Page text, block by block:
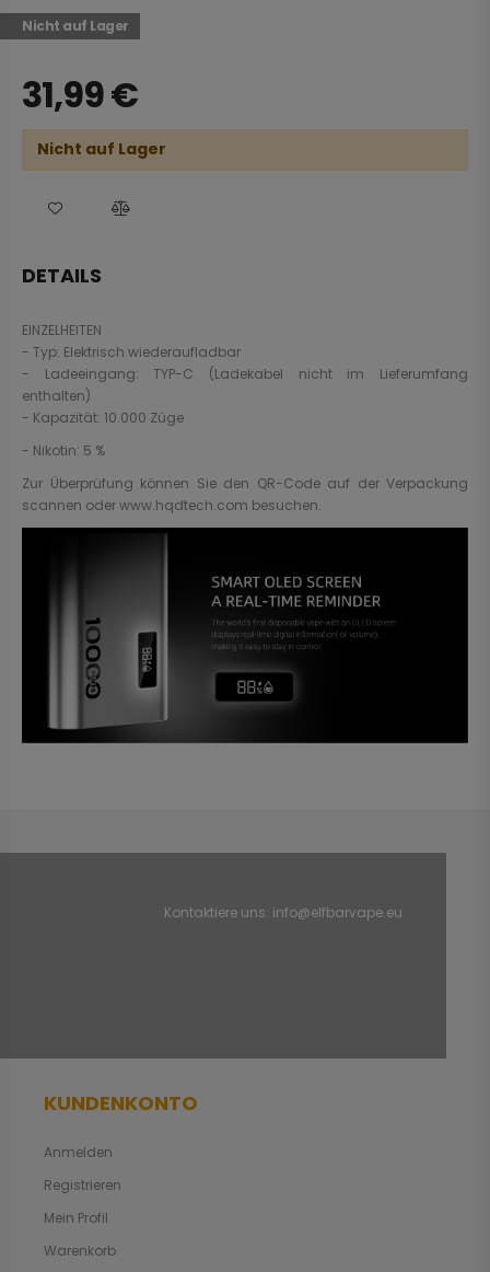
Nicht auf Lager
31,99€
Nicht auf Lager
DETAILS
EINZELHEITEN
- Typ: Elektrisch wiederaufladbar
- Ladeeingang: TYP-C (Ladekabel nicht im Lieferumfang
enthalten)
- Kapazität: 10.000 Züge
- Nikotin: 5 %
Zur Überprüfung können Sie den QR-Code auf der Verpackung
scannen oder www.hqdtech.com besuchen.
Kontaktiere uns: info@elfbarvape.eu
KUNDENKONTO
Anmelden
Registrieren
Mein Profil
Warenkorb